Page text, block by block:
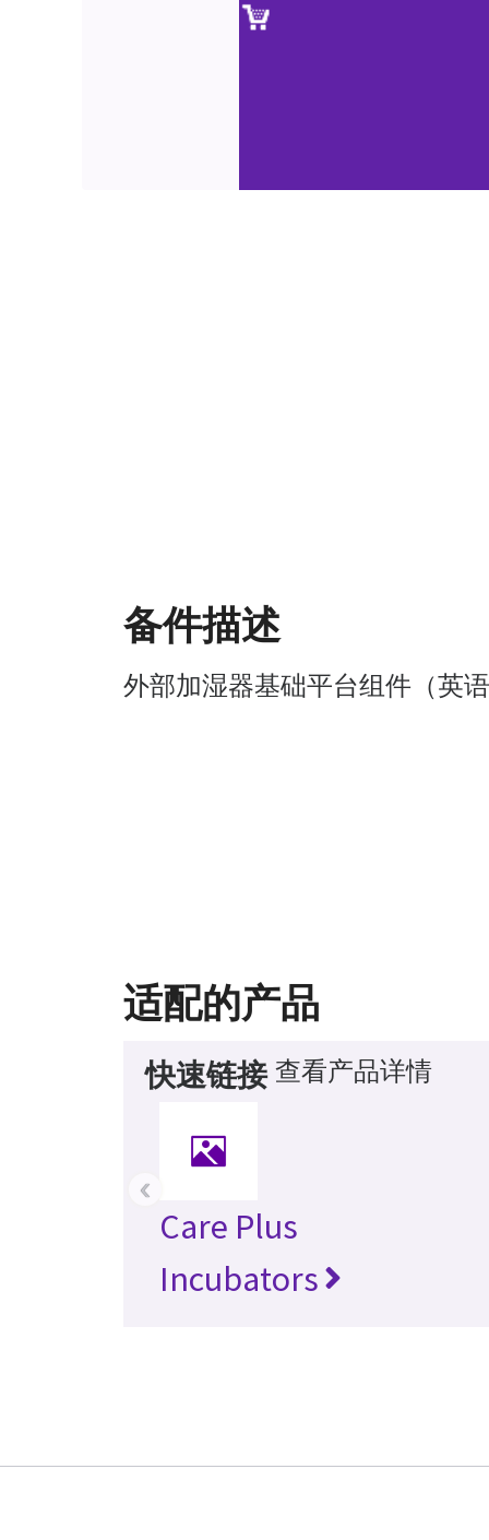
备件描述
外部加湿器基础平台组件（英
适配的产品
快速链接 查看产品详情
Care Plus
Incubators
‹